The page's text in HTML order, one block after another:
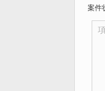
案件